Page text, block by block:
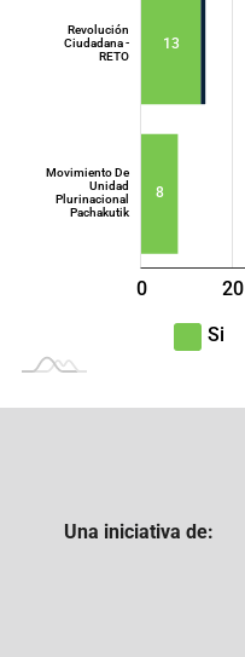
8
13
Movimiento De
Unidad
Plurinacional
Pachakutik
Revolución
Ciudadana -
RETO
-40
-20
0 20
100
Si
Una iniciativa de: